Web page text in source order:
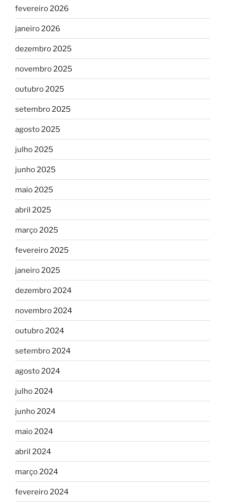
fevereiro 2026
janeiro 2026
dezembro 2025
novembro 2025
outubro 2025
setembro 2025
agosto 2025
julho 2025
junho 2025
maio 2025
abril 2025
março 2025
fevereiro 2025
janeiro 2025
dezembro 2024
novembro 2024
outubro 2024
setembro 2024
agosto 2024
julho 2024
junho 2024
maio 2024
abril 2024
março 2024
fevereiro 2024